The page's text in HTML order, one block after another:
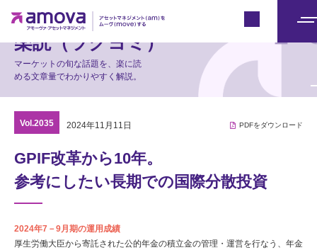
楽読（ラクヨミ）
マーケットの旬な話題を、楽に読
める文章量でわかりやすく解説。
Vol.2035 2024年11月11日 PDFをダウンロード
GPIF改革から10年。
参考にしたい長期での国際分散投資
2024年7－9月期の運用成績
厚生労働大臣から寄託された公的年金の積立金の管理・運営を行なう、年金